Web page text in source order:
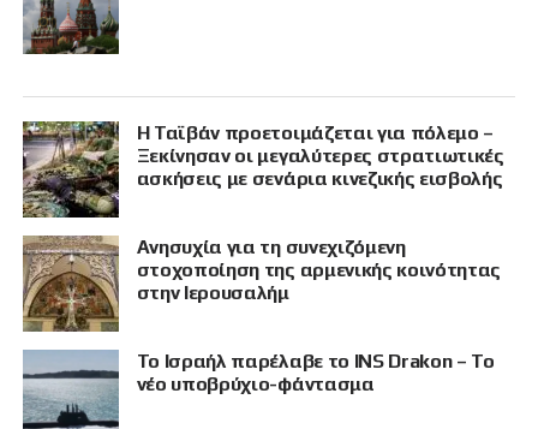
Η Ταϊβάν προετοιμάζεται για πόλεμο –
Ξεκίνησαν οι μεγαλύτερες στρατιωτικές
ασκήσεις με σενάρια κινεζικής εισβολής
Ανησυχία για τη συνεχιζόμενη
στοχοποίηση της αρμενικής κοινότητας
στην Ιερουσαλήμ
Το Ισραήλ παρέλαβε το INS Drakon – Το
νέο υποβρύχιο-φάντασμα